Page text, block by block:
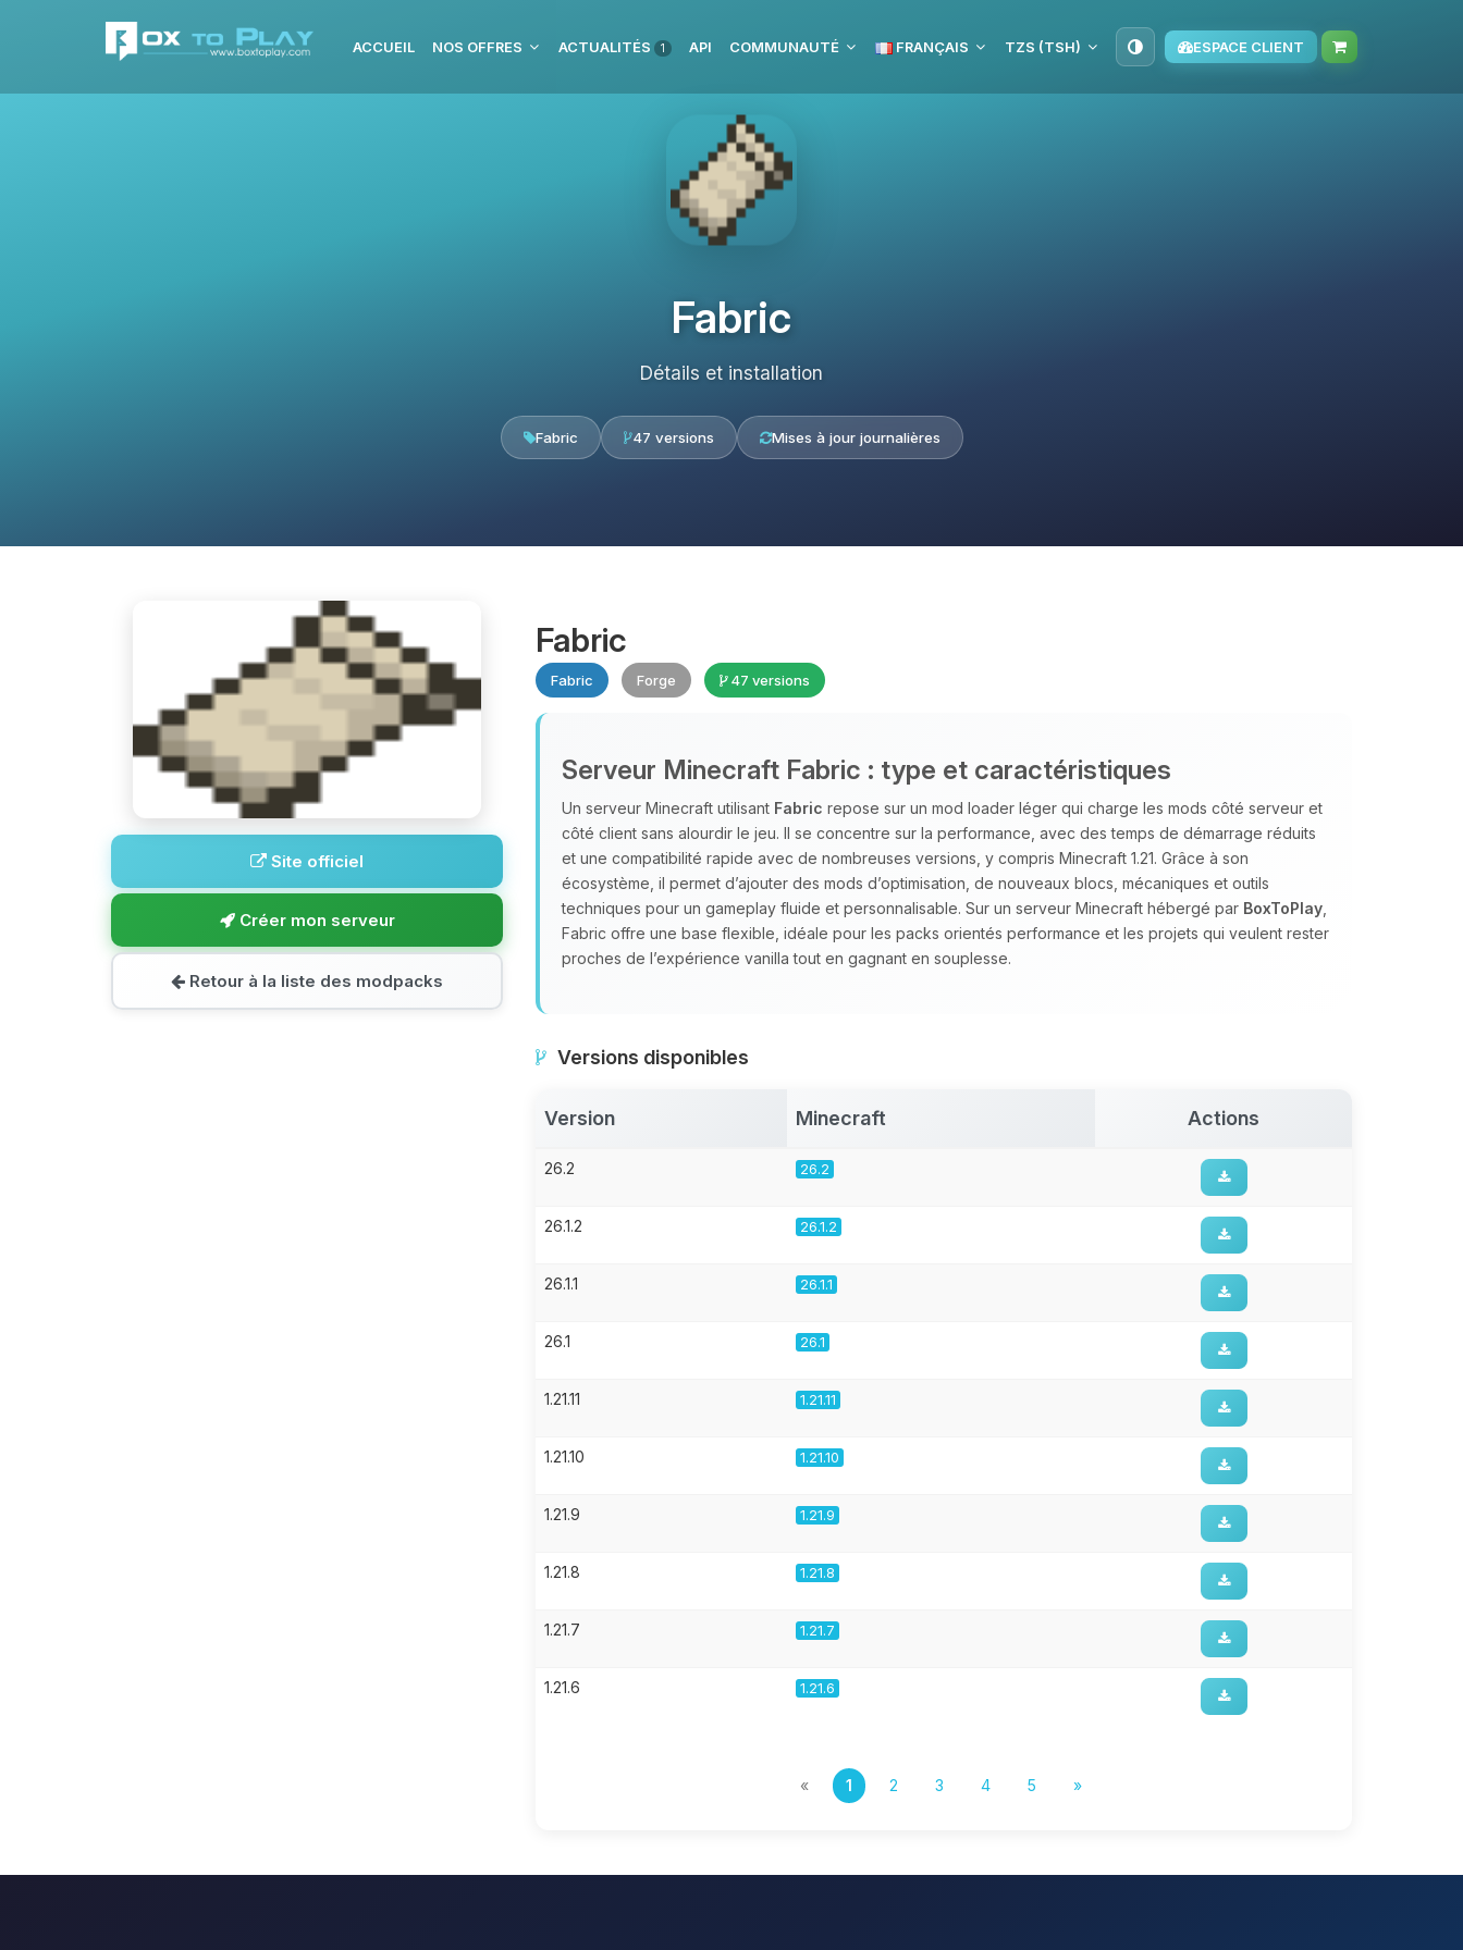
ACCUEIL NOS OFFRES ACTUALITÉS 1 API COMMUNAUTÉ FRANÇAIS TZS (TSH) ESPACE CLIENT
Fabric
Détails et installation
Fabric 47 versions Mises à jour journalières
Site officiel
Créer mon serveur
Retour à la liste des modpacks
Fabric
Fabric Forge 47 versions
Serveur Minecraft Fabric : type et caractéristiques
Un serveur Minecraft utilisant Fabric repose sur un mod loader léger qui charge les mods côté serveur et
côté client sans alourdir le jeu. Il se concentre sur la performance, avec des temps de démarrage réduits
et une compatibilité rapide avec de nombreuses versions, y compris Minecraft 1.21. Grâce à son
écosystème, il permet d’ajouter des mods d’optimisation, de nouveaux blocs, mécaniques et outils
techniques pour un gameplay fluide et personnalisable. Sur un serveur Minecraft hébergé par BoxToPlay
Fabric offre une base flexible, idéale pour les packs orientés performance et les projets qui veulent rester
proches de l’expérience vanilla tout en gagnant en souplesse.
Versions disponibles
Version Minecraft Actions
26.2 26.2
26.1.2 26.1.2
26.1.1 26.1.1
26.1 26.1
1.21.11 1.21.11
1.21.10 1.21.10
1.21.9 1.21.9
1.21.8 1.21.8
1.21.7 1.21.7
1.21.6 1.21.6
« 1 2 3 4 5 »